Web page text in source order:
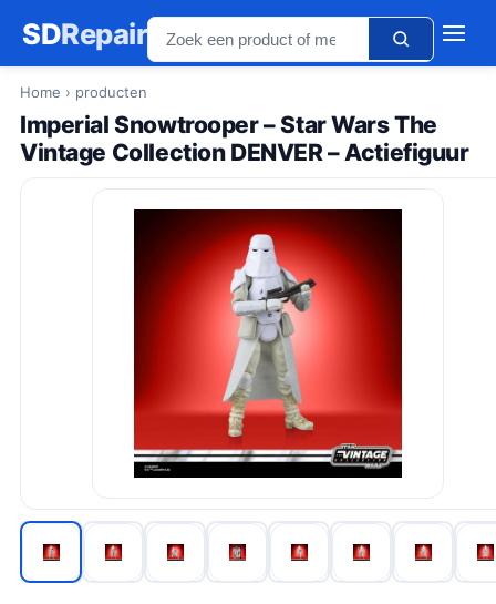
SDRepair
Home › producten
Imperial Snowtrooper – Star Wars The
Vintage Collection DENVER – Actiefiguur